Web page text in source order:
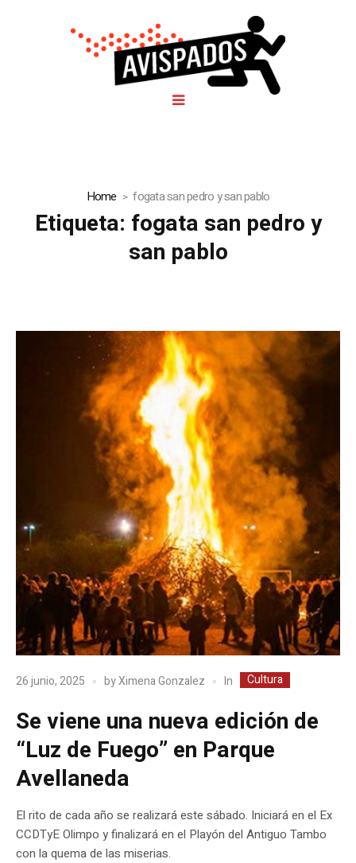
Home fogata san pedro y san pablo
Etiqueta: fogata san pedro y
san pablo
26 junio, 2025 byXimena Gonzalez In Cultura
Se viene una nueva edición de
“Luz de Fuego” en Parque
Avellaneda
El rito de cada año se realizará este sábado. Iniciará en el Ex
CCDTyE Olimpo y finalizará en el Playón del Antiguo Tambo
con la quema de las miserias.